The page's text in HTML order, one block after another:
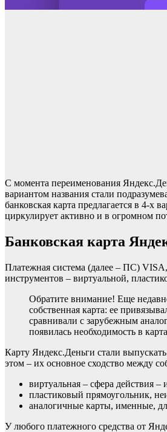
С момента переименования
вариантом названия стали
банковская карта предлагается в 4-
циркулирует активно и в огромном
Банковская карта
Платежная система (далее – ПС)
инструментов – виртуальной,
Обратите внимание! Еще
собственная карта: ее
сравнивали с зарубежным
появилась необходимость в
Карту Яндекс.Деньги стали
этом – их основное сходство между
виртуальная – сфера действия
пластиковый прямоугольник,
аналогичные карты, именные,
У любого платежного средства от